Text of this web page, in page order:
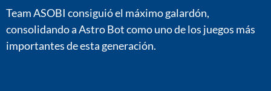
Team ASOBI consiguió el máximo galardón,
consolidando a Astro Bot como uno de los juegos más
importantes de esta generación.